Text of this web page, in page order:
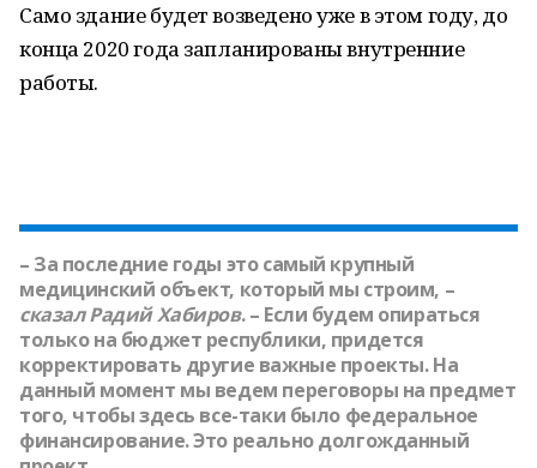
Само здание будет возведено уже в этом году, до
конца 2020 года запланированы внутренние
работы.
– За последние годы это самый крупный
медицинский объект, который мы строим, –
сказалРадий Хабиров. – Если будем опираться
только на бюджет республики, придется
корректировать другие важные проекты. На
данный момент мы ведем переговоры на предмет
того, чтобы здесь все-таки было федеральное
финансирование. Это реально долгожданный